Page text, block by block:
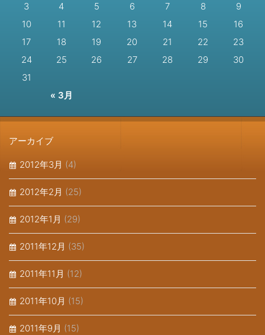
« 3月
3
4 5 6 7 8
9
10
11 12 13 14 15
16
17
18 19 20 21 22
23
24
25 26 27 28 29
30
31
アーカイブ
2012年3月 (4)
2012年2月 (25)
2012年1月 (29)
2011年12月 (35)
2011年11月 (12)
2011年10月 (15)
2011年9月 (15)